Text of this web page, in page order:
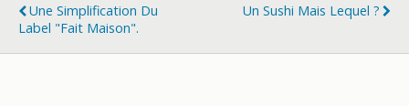
Une Simplification Du
Label "fait Maison".
Un Sushi Mais Lequel ?